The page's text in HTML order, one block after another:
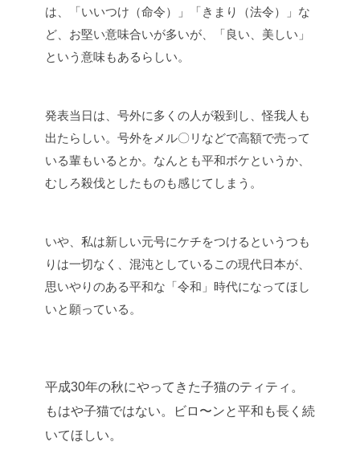
は、「いいつけ（命令）」「きまり（法令）」な
ど、お堅い意味合いが多いが、「良い、美しい」
という意味もあるらしい。
発表当日は、号外に多くの人が殺到し、怪我人も
出たらしい。号外をメル〇リなどで高額で売って
いる輩もいるとか。なんとも平和ボケというか、
むしろ殺伐としたものも感じてしまう。
いや、私は新しい元号にケチをつけるというつも
りは一切なく、混沌としているこの現代日本が、
思いやりのある平和な「令和」時代になってほし
いと願っている。
平成30年の秋にやってきた子猫のティティ。
もはや子猫ではない。ビロ〜ンと平和も長く続
いてほしい。